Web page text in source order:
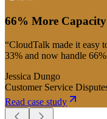
66% More
“CloudTalk made it easy
33% and now handle
Jessica Dungo
Customer Service
Read case study